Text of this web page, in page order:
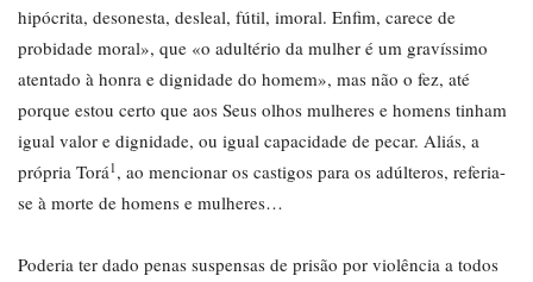
hipócrita, desonesta, desleal, fútil, imoral. Enfim, carece de
probidade moral», que «o adultério da mulher é um gravíssimo
atentado à honra e dignidade do homem», mas não o fez, até
porque estou certo que aos Seus olhos mulheres e homens tinham
igual valor e dignidade, ou igual capacidade de pecar. Aliás, a
própria Torá1 , ao mencionar os castigos para os adúlteros, referia-
se à morte de homens e mulheres…
Poderia ter dado penas suspensas de prisão por violência a todos